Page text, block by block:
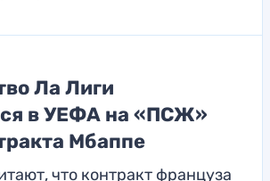
Ла Лиги
в УЕФА на «ПСЖ»
Мбаппе
что контракт француза